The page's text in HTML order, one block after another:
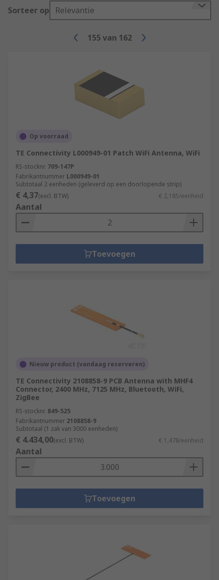
Telemetry Antennas
Used to record and transmit data from remote
sources back to IT systems. Telemetry antennas
These antennas are designed to pick up the
wireless network radio transmissions that are
laptops and routers. WiFi antennas are used for
the enhancement of signals and can give you
better range and performance.
Sorteer op Relevantie
155 van 162
Op voorraad
TE Connectivity L000949-01 Patch WiFi Antenna, WiFi
RS-stocknr. 709-147P
Fabrikantnummer L000949-01
Subtotaal 2 eenheden (geleverd op een doorlopende strip)
€ 4,37(excl. BTW) € 2,185/eenheid
Aantal
Toevoegen
Nieuw product (vandaag reserveren)
TE Connectivity 2108858-9 PCB Antenna with MHF4
Connector, 2400 MHz, 7125 MHz, Bluetooth, WiFi,
ZigBee
RS-stocknr. 849-525
Fabrikantnummer 2108858-9
Subtotaal (1 zak van 3000 eenheden)
€ 4.434,00(excl. BTW) € 1,478/eenheid
Aantal
Toevoegen